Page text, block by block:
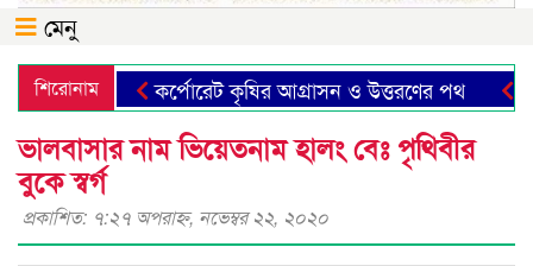
মেনু
শিরোনাম কর্পোরেট কৃষির আগ্রাসন ও উত্তরণের পথ
ভালবাসার নাম ভিয়েতনাম হালং বেঃ পৃথিবীর
বুকে স্বর্গ
প্রকাশিত: ৭:২৭ অপরাহ্ণ, নভেম্বর ২২, ২০২০